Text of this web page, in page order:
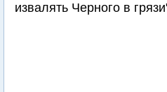
извалять Черного в